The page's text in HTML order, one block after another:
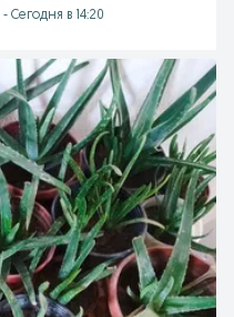
- Сегодня в 14:20